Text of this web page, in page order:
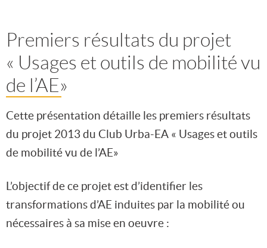
Premiers résultats du projet
« Usages et outils de mobilité vu
de l’AE»
Cette présentation détaille les premiers résultats
du projet 2013 du Club Urba-EA « Usages et outils
de mobilité vu de l’AE»
L’objectif de ce projet est d’identifier les
transformations d’AE induites par la mobilité ou
nécessaires à sa mise en oeuvre :